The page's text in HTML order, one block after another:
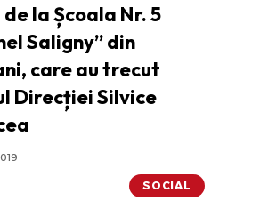
la Școala Nr. 5
Saligny” din
care au trecut
Direcției Silvice
SOCIAL